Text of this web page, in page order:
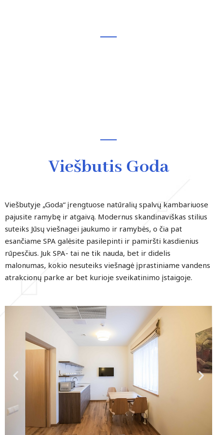
Viešbutis Goda
Viešbutyje „Goda“ įrengtuose natūralių spalvų kambariuose
pajusite ramybę ir atgaivą. Modernus skandinaviškas stilius
suteiks Jūsų viešnagei jaukumo ir ramybės, o čia pat
esančiame SPA galėsite pasilepinti ir pamiršti kasdienius
rūpesčius. Juk SPA- tai ne tik nauda, bet ir didelis
malonumas, kokio nesuteiks viešnagė įprastiniame vandens
atrakcionų parke ar bet kurioje sveikatinimo įstaigoje.